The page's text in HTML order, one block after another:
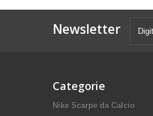
Newsletter
Categorie
Nike Scarpe da Calcio